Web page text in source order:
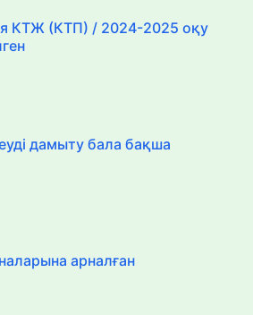
КТЖ (КТП) / 2024-2025 оқу
дамыту бала бақша
арналған